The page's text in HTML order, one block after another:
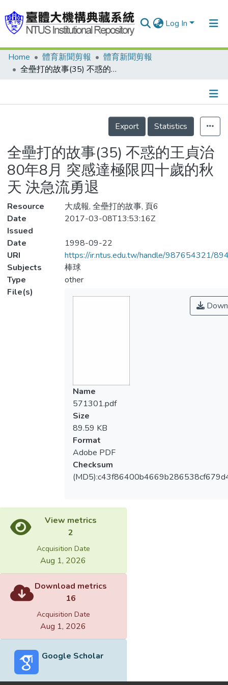
Log In
Communities & Collections
Statistics
Home 體育新聞剪報
體育新聞剪報
全壘打的故事(35) 不惑的王貞治 80年8月 突感達極限四十歲的秋天 決急流勇退
Details
Export
Statistics
全壘打的故事(35) 不惑的王貞治
80年8月 突感達極限四十歲的秋
天 決急流勇退
Resource
大成報, 全壘打的故事, 頁6
Date
Issued
2017-03-08T13:53:16Z
Date
1998-09-22
URI
https://ir.ntus.edu.tw/handle/987654321/
Subjects
棒球
Type
other
File(s)
Name
571301.pdf
Size
89.59 KB
Format
Adobe PDF
Checksum
View metrics
2
Acquisition Date
Aug 1, 2026
Download metrics
16
Acquisition Date
Aug 1, 2026
Google Scholar